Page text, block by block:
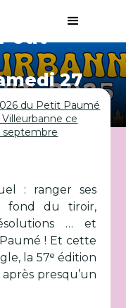
27
du Petit Paumé
ce
septembre
: ranger ses
fond du tiroir,
… et
! Et cette
la 57ᵉ édition
presqu’un